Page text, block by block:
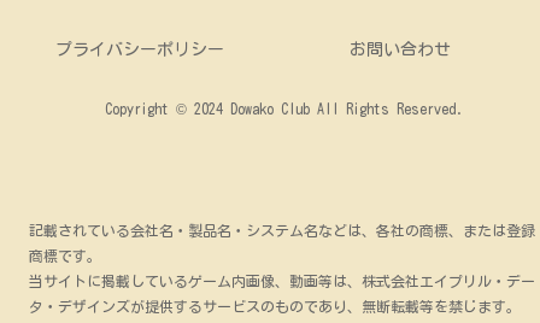
プライバシーポリシー お問い合わせ
Copyright © 2024 Dowako Club All Rights Reserved.
記載されている会社名・製品名・システム名などは、各社の商標、または登録
商標です。
当サイトに掲載しているゲーム内画像、動画等は、株式会社エイプリル・デー
タ・デザインズが提供するサービスのものであり、無断転載等を禁じます。